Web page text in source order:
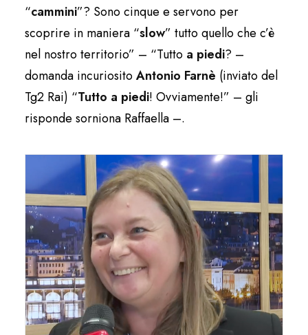
“cammini”? Sono cinque e servono per
scoprire in maniera “slow” tutto quello che c’è
nel nostro territorio” – “Tutto a piedi? –
domanda incuriositoAntonio Farnè (inviato del
Tg2 Rai) “Tutto a piedi! Ovviamente!” – gli
risponde sorniona Raffaella –.